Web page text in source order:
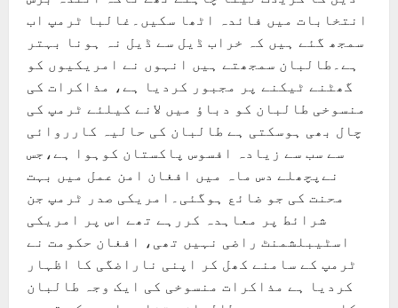
انتخابات میں فائدہ اٹھا سکیں۔غالبا ٹرمپ اب
سمجھ گئے ہیں کہ خراب ڈیل سے ڈیل نہ ہونا بہتر
ہے۔طالبان سمجھتے ہیں انہوں نے امریکیوں کو
گھٹنے ٹیکنے پر مجبور کردیا ہے، مذاکرات کی
منسوخی طالبان کو دباؤ میں لانے کیلئے ٹرمپ کی
چال بھی ہوسکتی ہے طالبان کی حالیہ کارروائی
سے سب سے زیادہ افسوس پاکستان کوہوا ہے،جس
نےپچھلے دس ماہ میں افغان امن عمل میں بہت
محنت کی جو ضائع ہوگئی۔امریکی صدر ٹرمپ جن
شرائط پر معاہدہ کررہے تھے اس پر امریکی
اسٹیبلشمنٹ راضی نہیں تھی، افغان حکومت نے
ٹرمپ کے سامنے کھل کر اپنی ناراضگی کا اظہار
کردیا ہے مذاکرات منسوخی کی ایک وجہ طالبان